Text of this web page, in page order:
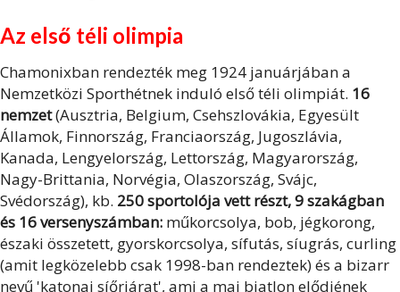
Az első téli olimpia
Chamonixban rendezték meg 1924 januárjában a
Nemzetközi Sporthétnek induló első téli olimpiát. 16
nemzet(Ausztria, Belgium, Csehszlovákia, Egyesült
Államok, Finnország, Franciaország, Jugoszlávia,
Kanada, Lengyelország, Lettország, Magyarország,
Nagy-Brittania, Norvégia, Olaszország, Svájc,
Svédország), kb. 250 sportolója vett részt, 9 szakágban
és 16 versenyszámban: műkorcsolya, bob, jégkorong,
északi összetett, gyorskorcsolya, sífutás, síugrás, curling
(amit legközelebb csak 1998-ban rendeztek) és a bizarr
nevű 'katonai síőrjárat', ami a mai biatlon elődjének